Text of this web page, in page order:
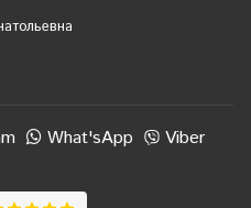
What'sApp Viber